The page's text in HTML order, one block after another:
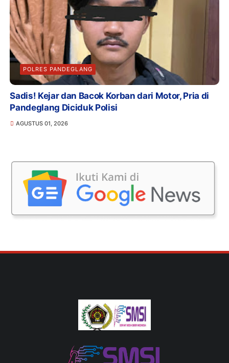
POLRES PANDEGLANG
Sadis! Kejar dan Bacok Korban dari Motor, Pria di
Pandeglang Diciduk Polisi
AGUSTUS 01, 2026